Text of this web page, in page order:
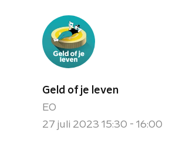
Geld of je leven
EO
27 juli 2023 15:30 - 16:00